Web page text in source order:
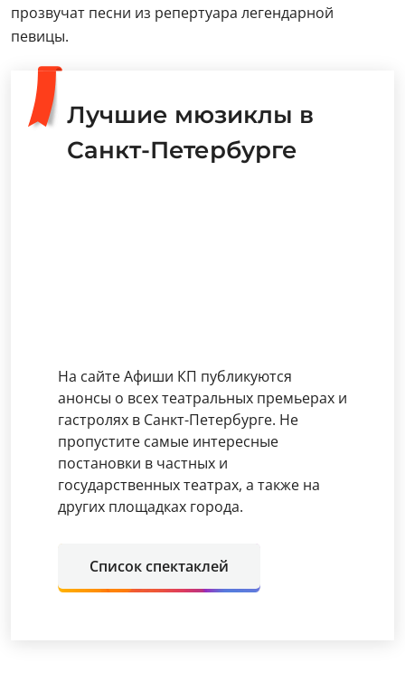
прозвучат песни из репертуара легендарной
певицы.
Лучшие мюзиклы в
Санкт-Петербурге
На сайте Афиши КП публикуются
анонсы о всех театральных премьерах и
гастролях в Санкт-Петербурге. Не
пропустите самые интересные
постановки в частных и
государственных театрах, а также на
других площадках города.
Список спектаклей